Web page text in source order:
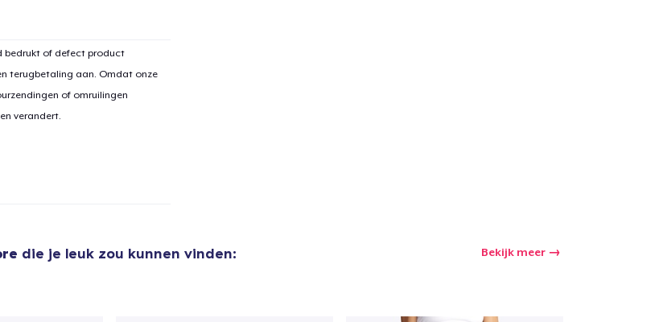
bedrukt of defect product
terugbetaling aan. Omdat onze
of omruilingen
verandert.
die je leuk zou kunnen vinden: Bekijk meer